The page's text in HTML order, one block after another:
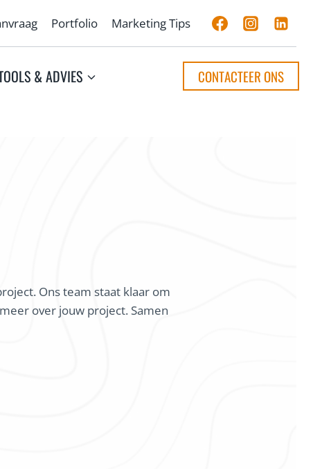
Portfolio Marketing Tips
& ADVIES CONTACTEER ONS
Ons team staat klaar om
over jouw project. Samen